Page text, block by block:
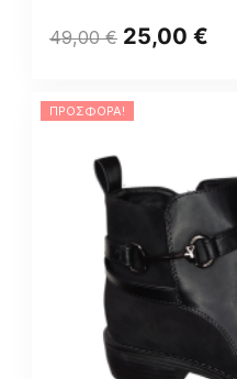
49,00€ 25,00 €
ΠΡΟΣΦΟΡΆ!